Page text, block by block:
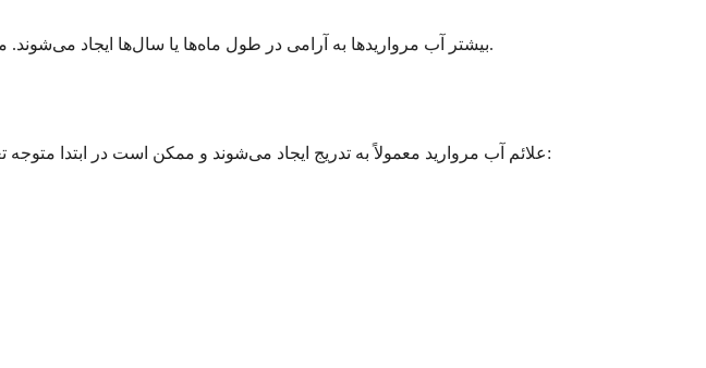
بیشتر آب مرواریدها به آرامی در طول ماه‌ها یا سال‌ها ایجاد می‌شوند. ممکن است در ابتدا متوجه تغییرات در بینایی خود نشوید، اما با بزرگ‌تر شدن آب مروارید، قابل توجه تر می‌شود.
علائم آب مروارید معمولاً به تدریج ایجاد می‌شوند و ممکن است در ابتدا متوجه تغییر بینایی خود نشوید. در اینجا نشانه‌هایی وجود دارد که بسیاری از افراد با پیشرفت آب مروارید تجربه می‌کنند: